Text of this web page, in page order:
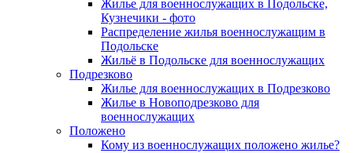
Жилье для военнослужащих в Подольске,
Кузнечики - фото
Распределение жилья военнослужащим в
Подольске
Жильё в Подольске для военнослужащих
Подрезково
Жилье для военнослужащих в Подрезково
Жилье в Новоподрезково для
военнослужащих
Положено
Кому из военнослужащих положено жилье?